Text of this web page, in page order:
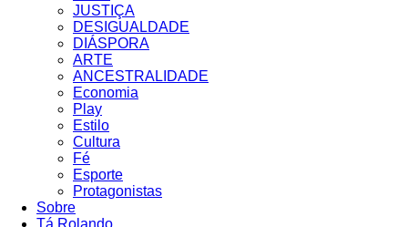
JUSTIÇA
DESIGUALDADE
DIÁSPORA
ARTE
ANCESTRALIDADE
Economia
Play
Estilo
Cultura
Fé
Esporte
Protagonistas
Sobre
Tá Rolando